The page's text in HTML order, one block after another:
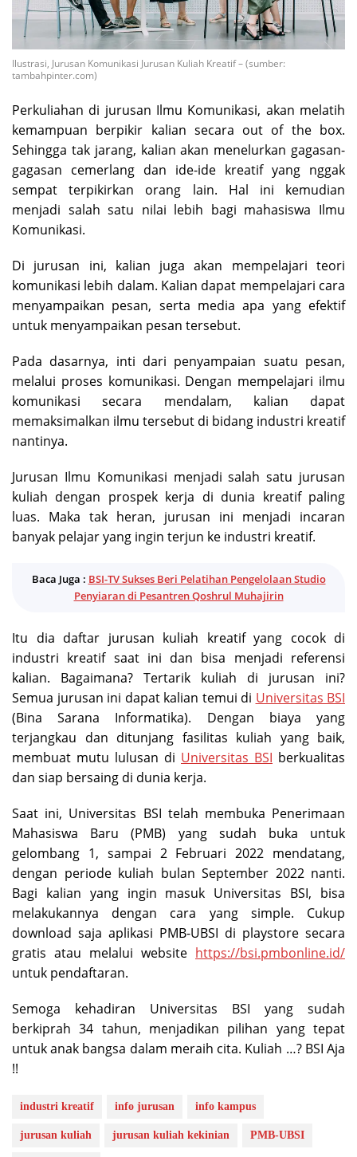
Ilustrasi, Jurusan Komunikasi Jurusan Kuliah Kreatif – (sumber:
tambahpinter.com)
Perkuliahan di jurusan Ilmu Komunikasi, akan melatih
kemampuan berpikir kalian secara out of the box.
Sehingga tak jarang, kalian akan menelurkan gagasan-
gagasan cemerlang dan ide-ide kreatif yang nggak
sempat terpikirkan orang lain. Hal ini kemudian
menjadi salah satu nilai lebih bagi mahasiswa Ilmu
Komunikasi.
Di jurusan ini, kalian juga akan mempelajari teori
komunikasi lebih dalam. Kalian dapat mempelajari cara
menyampaikan pesan, serta media apa yang efektif
untuk menyampaikan pesan tersebut.
Pada dasarnya, inti dari penyampaian suatu pesan,
melalui proses komunikasi. Dengan mempelajari ilmu
komunikasi secara mendalam, kalian dapat
memaksimalkan ilmu tersebut di bidang industri kreatif
nantinya.
Jurusan Ilmu Komunikasi menjadi salah satu jurusan
kuliah dengan prospek kerja di dunia kreatif paling
luas. Maka tak heran, jurusan ini menjadi incaran
banyak pelajar yang ingin terjun ke industri kreatif.
Baca Juga : BSI-TV Sukses Beri Pelatihan Pengelolaan Studio
Penyiaran di Pesantren Qoshrul Muhajirin
Itu dia daftar jurusan kuliah kreatif yang cocok di
industri kreatif saat ini dan bisa menjadi referensi
kalian. Bagaimana? Tertarik kuliah di jurusan ini?
Semua jurusan ini dapat kalian temui di Universitas BSI
(Bina Sarana Informatika). Dengan biaya yang
terjangkau dan ditunjang fasilitas kuliah yang baik,
membuat mutu lulusan di Universitas BSI berkualitas
dan siap bersaing di dunia kerja.
Saat ini, Universitas BSI telah membuka Penerimaan
Mahasiswa Baru (PMB) yang sudah buka untuk
gelombang 1, sampai 2 Februari 2022 mendatang,
dengan periode kuliah bulan September 2022 nanti.
Bagi kalian yang ingin masuk Universitas BSI, bisa
melakukannya dengan cara yang simple. Cukup
download saja aplikasi PMB-UBSI di playstore secara
gratis atau melalui website https://bsi.pmbonline.id/
untuk pendaftaran.
Semoga kehadiran Universitas BSI yang sudah
berkiprah 34 tahun, menjadikan pilihan yang tepat
untuk anak bangsa dalam meraih cita. Kuliah …? BSI Aja
!!
industri kreatif info jurusan info kampus
jurusan kuliah jurusan kuliah kekinian PMB-UBSI